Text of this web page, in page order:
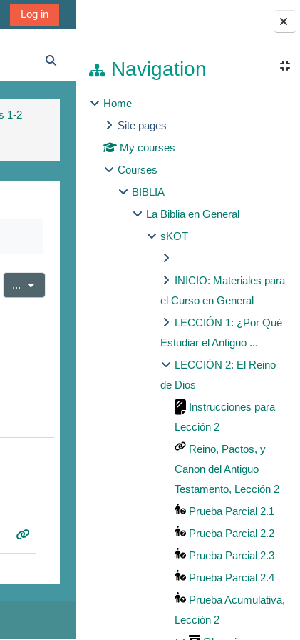
Blocks
Navigation
Home
Site pages
My courses
Courses
BIBLIA
La Biblia en General
sKOT
INICIO: Materiales para
el Curso en General
LECCIÓN 1: ¿Por Qué
Estudiar el Antiguo ...
LECCIÓN 2: El Reino
de Dios
Instrucciones para
Lección 2
Reino, Pactos, y
Canon del Antiguo
Testamento, Lección 2
Prueba Parcial 2.1
Prueba Parcial 2.2
Prueba Parcial 2.3
Prueba Parcial 2.4
Prueba Acumulativa,
Lección 2
Log in
Toggle search input
1-2
... Export entries